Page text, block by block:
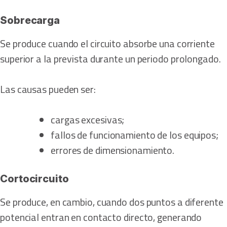
Sobrecarga
Se produce cuando el circuito absorbe una corriente
superior a la prevista durante un periodo prolongado.
Las causas pueden ser:
cargas excesivas;
fallos de funcionamiento de los equipos;
errores de dimensionamiento.
Cortocircuito
Se produce, en cambio, cuando dos puntos a diferente
potencial entran en contacto directo, generando